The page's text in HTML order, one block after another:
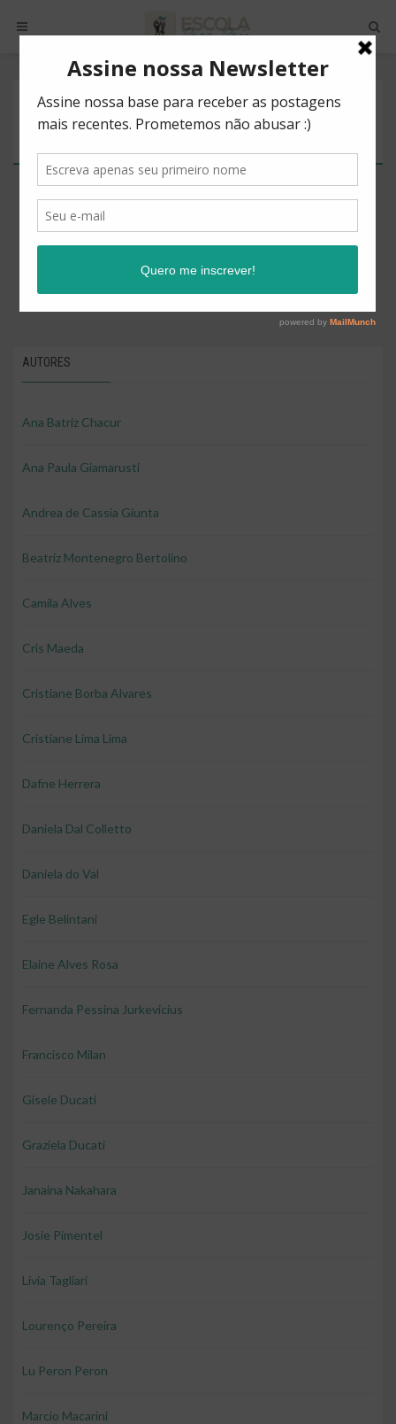
POSTS BY TAG
DECISÕES
There are no posts to show.
AUTORES
Ana Batriz Chacur
Ana Paula Giamarusti
Andrea de Cassia Giunta
Beatriz Montenegro Bertolino
Camila Alves
Cris Maeda
Cristiane Borba Alvares
Cristiane Lima Lima
Dafne Herrera
Daniela Dal Colletto
Daniela do Val
Egle Belintani
Elaine Alves Rosa
Fernanda Pessina Jurkevicius
Francisco Milan
Gisele Ducati
Graziela Ducati
Janaina Nakahara
Josie Pimentel
Livia Tagliari
Lourenço Pereira
Lu Peron Peron
Marcio Macarini